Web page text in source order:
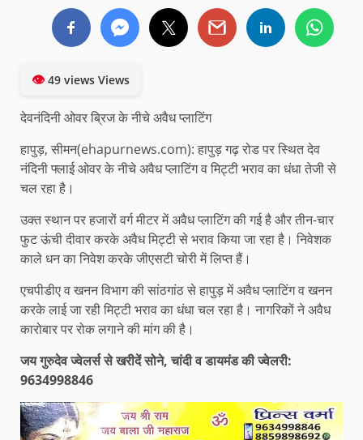
👁49 views Views
देवनंदिनी ओवर ब्रिज के नीचे अवैध प्लाटिंग
हापुड़, सीमन(ehapurnews.com): हापुड़ गढ़ रोड पर स्थित देव
नंदिनी फ्लाई ओवर के नीचे अवैध प्लाटिंग व मिट्टी भराव का धंधा तेजी से
चल रहा है।
उक्त स्थान पर हजारों वर्ग मीटर में अवैध प्लाटिंग की गई है और तीन-चार
फुट ऊंची दीवार करके अवैध मिट्टी से भराव किया जा रहा है। निवेशक
काले धन का निवेश करके जीएसटी चोरी में लिप्त हैं।
एचपीडीए व खनन विभाग की सांठगांठ से हापुड़ में अवैध प्लाटिंग व खनन
करके लाई जा रही मिट्टी भराव का धंधा चल रहा है। नागरिकों ने अवैध
कारोबार पर रोक लगाने की मांग की है।
जय गुरुदेव ज्वेलर्स से खरीदें सोने, चांदी व डायमंड की ज्वेलरी:
9634998846